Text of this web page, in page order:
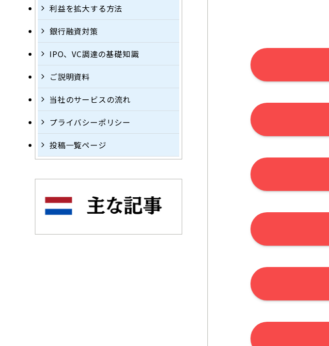
利益を拡大する方法
銀行融資対策
IPO、VC調達の基礎知識
ご説明資料
当社のサービスの流れ
プライバシーポリシー
投稿一覧ページ